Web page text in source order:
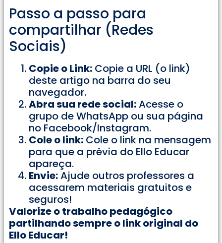
Passo a passo para
compartilhar (Redes
Sociais)
Copie o Link: Copie a URL (o link)
deste artigo na barra do seu
navegador.
Abra sua rede social:Acesse o
grupo de WhatsApp ou sua página
no Facebook/Instagram.
Cole o link: Cole o link na mensagem
para que a prévia do Ello Educar
apareça.
Envie:Ajude outros professores a
acessarem materiais gratuitos e
seguros!
Valorize o trabalho pedagógico
partilhando sempre o link original do
Ello Educar!